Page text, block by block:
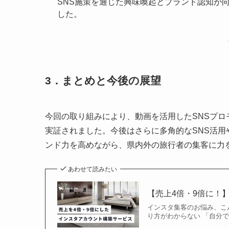
した。
3．まとめと今後の展望
今回の取り組みにより、動画を活用したSNSプ
実証されました。今後はさらに多角的なSNS活
ンド力を高めながら、県内外の旅行者の集客に力
あわせて読みたい
【売上4倍・9倍に！
インスタ集客のお悩み、
り方がわからない 「自分